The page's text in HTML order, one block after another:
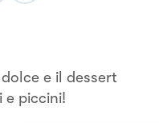
e il dessert
e piccini!